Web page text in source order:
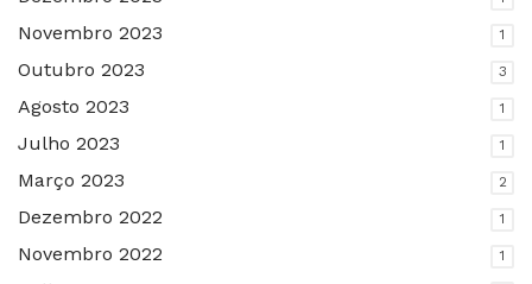
Novembro 2023 1
Outubro 2023 3
Agosto 2023 1
Julho 2023 1
Março 2023 2
Dezembro 2022 1
Novembro 2022 1